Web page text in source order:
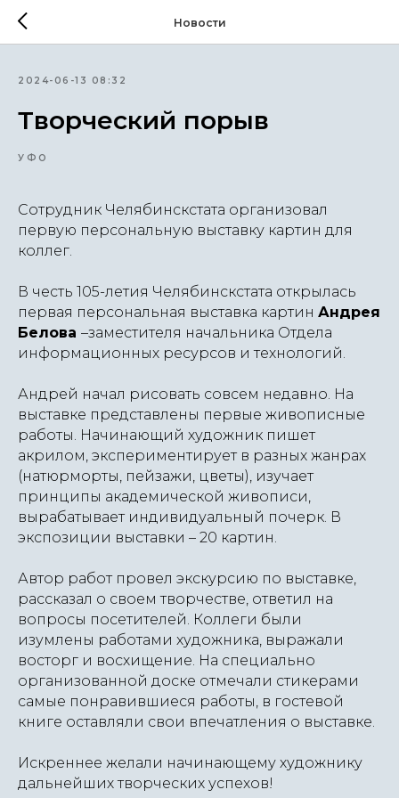
Новости
2024-06-13 08:32
Творческий порыв
УФО
Сотрудник Челябинскстата организовал
первую персональную выставку картин для
коллег.
В честь 105-летия Челябинскстата открылась
первая персональная выставка картин Андрея
Белова –заместителя начальника Отдела
информационных ресурсов и технологий.
Андрей начал рисовать совсем недавно. На
выставке представлены первые живописные
работы. Начинающий художник пишет
акрилом, экспериментирует в разных жанрах
(натюрморты, пейзажи, цветы), изучает
принципы академической живописи,
вырабатывает индивидуальный почерк. В
экспозиции выставки – 20 картин.
Автор работ провел экскурсию по выставке,
рассказал о своем творчестве, ответил на
вопросы посетителей. Коллеги были
изумлены работами художника, выражали
восторг и восхищение. На специально
организованной доске отмечали стикерами
самые понравившиеся работы, в гостевой
книге оставляли свои впечатления о выставке.
Искреннее желали начинающему художнику
дальнейших творческих успехов!